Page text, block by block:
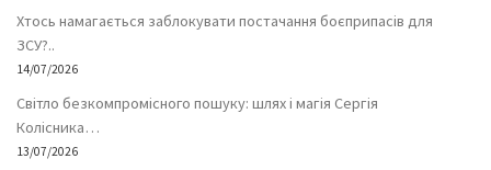
Хтось намагається заблокувати постачання боєприпасів для
ЗСУ?..
14/07/2026
Світло безкомпромісного пошуку: шлях і магія Сергія
Колісника…
13/07/2026